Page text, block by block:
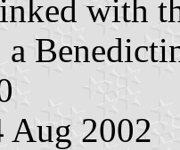
with
Aug 2002